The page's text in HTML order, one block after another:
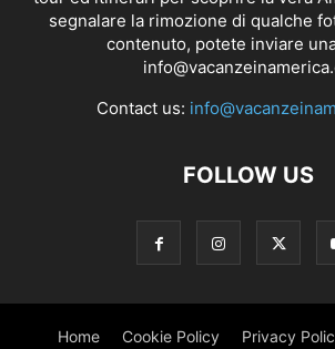
segnalare la rimozione di qualche
contenuto, potete inviare
Contact us:
FOLLOW US
Home Cookie Policy Privacy